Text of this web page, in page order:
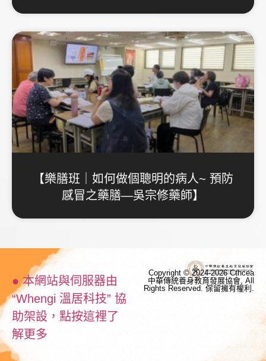
【樂膳班｜如何做個聰明的病人~ 預防
感冒之藥膳—吳宗修藥師】
● 本網站與伺服器由
“Whengi 溫居科技” 協
助架設，點按這裡了
解更多
Copyright © 2024-2026 Cthcea
中華傳統養身教育發展協會, All
Rights Reserved. 保留擁有權利.